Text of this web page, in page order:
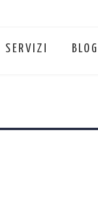
SERVIZI BLOG